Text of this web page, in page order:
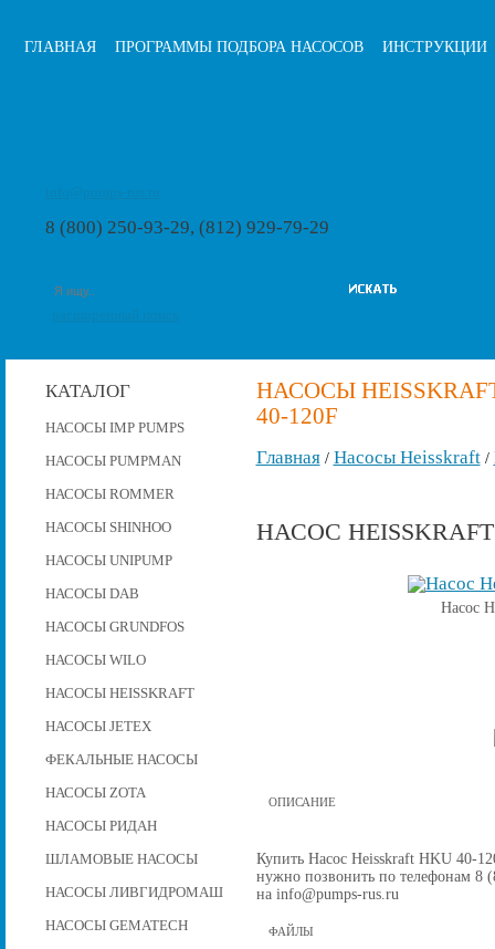
ГЛАВНАЯ ПРОГРАММЫ ПОДБОРА НАСОСОВ ИНСТРУКЦИИ
8 (800) 250-93-29, (812) 929-79-29
КАТАЛОГ
НАСОСЫ IMP PUMPS
НАСОСЫ PUMPMAN
НАСОСЫ ROMMER
НАСОСЫ SHINHOO
НАСОСЫ UNIPUMP
НАСОСЫ DAB
НАСОСЫ GRUNDFOS
НАСОСЫ WILO
НАСОСЫ HEISSKRAFT
НАСОСЫ JETEX
ФЕКАЛЬНЫЕ НАСОСЫ
НАСОСЫ ZOTA
НАСОСЫ РИДАН
ШЛАМОВЫЕ НАСОСЫ
НАСОСЫ ЛИВГИДРОМАШ
НАСОСЫ GEMATECH
НАСОСЫ
40-120F
Главная/ Насосы Heisskraft/
НАСОС HEISSKRAFT
Насос
ОПИСАНИЕ
Купить Насос Heisskraft HKU 40-
нужно позвонить по телефонам 8
на info@pumps-rus.ru
ФАЙЛЫ